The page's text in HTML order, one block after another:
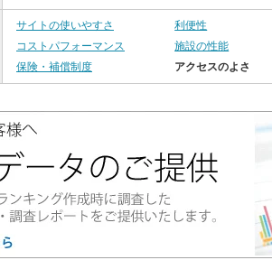
サイトの使いやすさ 利便性
コストパフォーマンス
施設の性能
保険・補償制度
アクセスのよさ